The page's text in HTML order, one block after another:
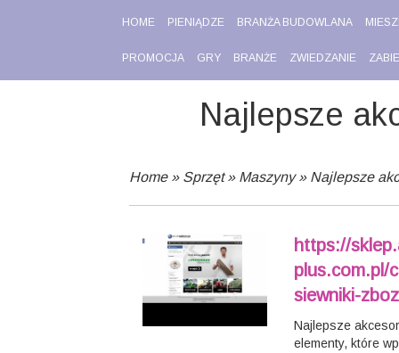
HOME PIENIĄDZE BRANŻA BUDOWLANA
PROMOCJA GRY BRANŻE ZWIEDZANIE
Najlepsze
Home» Sprzęt» Maszyny» Najlepsze
https://
plus.com.pl/
siewniki-
Najlepsze
elementy, które